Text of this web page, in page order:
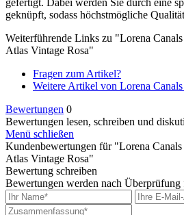
geknüpft, sodass höchstmögliche
Weiterführende Links zu "Lorena
Atlas Vintage Rosa"
Fragen zum Artikel?
Weitere Artikel von Lorena
Bewertungen 0
Bewertungen lesen, schreiben und
Menü schließen
Kundenbewertungen für "Lorena
Atlas Vintage Rosa"
Bewertung schreiben
Bewertungen werden nach Überprüfung